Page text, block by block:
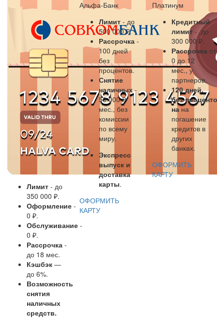
Лимит - до
350 000 ₽.
Оформление -
0 ₽.
Обслуживание -
0 ₽.
Рассрочка -
до 18 мес.
Кэшбэк —
до 6%.
Возможность
снятия
наличных
средств.
Лимит - до
500 000 ₽.
Рассрочка -
100 дней
без
процентов.
Снятие
наличных-
50 000 ₽/
мес., без
комиссии
по всему
миру.
Экспресс
выпуск и
доставка
карты.
ОФОРМИТЬ
КАРТУ
Кредитный
лимит- до
300 000 ₽.
Рассрочка от
0 до 12
мес., у
партнеров.
120 дней,
без
нана
погашение
кредитов в
других
банках.
ОФОРМИТЬ
КАРТУ